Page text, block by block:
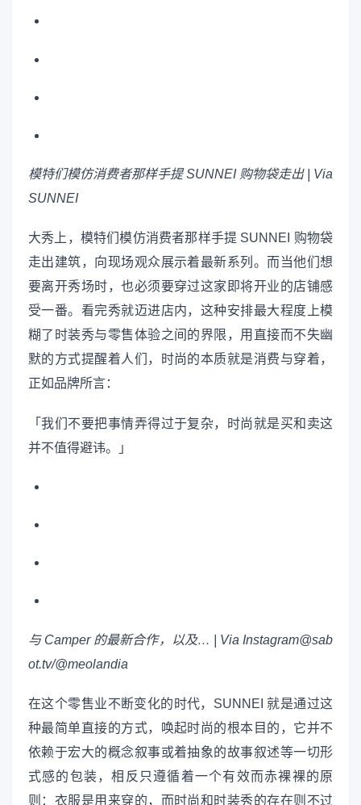
模特们模仿消费者那样手提 SUNNEI 购物袋走出 | Via
SUNNEI
大秀上，模特们模仿消费者那样手提 SUNNEI 购物袋
走出建筑，向现场观众展示着最新系列。而当他们想
要离开秀场时，也必须要穿过这家即将开业的店铺感
受一番。看完秀就迈进店内，这种安排最大程度上模
糊了时装秀与零售体验之间的界限，用直接而不失幽
默的方式提醒着人们，时尚的本质就是消费与穿着，
正如品牌所言：
「我们不要把事情弄得过于复杂，时尚就是买和卖这
并不值得避讳。」
与 Camper 的最新合作，以及… | Via Instagram@sab
ot.tv/@meolandia
在这个零售业不断变化的时代，SUNNEI 就是通过这
种最简单直接的方式，唤起时尚的根本目的，它并不
依赖于宏大的概念叙事或着抽象的故事叙述等一切形
式感的包装，相反只遵循着一个有效而赤裸裸的原
则：衣服是用来穿的，而时尚和时装秀的存在则不过